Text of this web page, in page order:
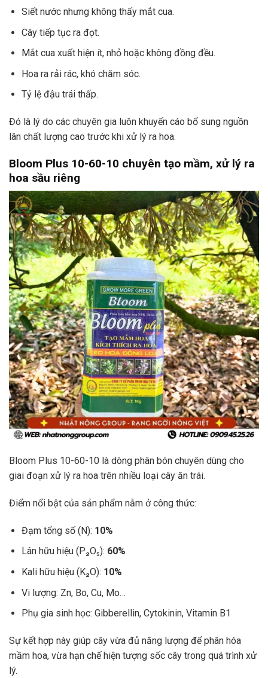
Siết nước nhưng không thấy mắt cua.
Cây tiếp tục ra đọt.
Mắt cua xuất hiện ít, nhỏ hoặc không đồng đều.
Hoa ra rải rác, khó chăm sóc.
Tỷ lệ đậu trái thấp.
Đó là lý do các chuyên gia luôn khuyến cáo bổ sung nguồn
lân chất lượng cao trước khi xử lý ra hoa.
Bloom Plus 10-60-10 chuyên tạo mầm, xử lý ra
hoa sầu riêng
Bloom Plus 10-60-10 là dòng phân bón chuyên dùng cho
giai đoạn xử lý ra hoa trên nhiều loại cây ăn trái.
Điểm nổi bật của sản phẩm nằm ở công thức:
Đạm tổng số (N): 10%
Lân hữu hiệu (P₂O₅): 60%
Kali hữu hiệu (K₂O): 10%
Vi lượng: Zn, Bo, Cu, Mo…
Phụ gia sinh học: Gibberellin, Cytokinin, Vitamin B1
Sự kết hợp này giúp cây vừa đủ năng lượng để phân hóa
mầm hoa, vừa hạn chế hiện tượng sốc cây trong quá trình xử
lý.